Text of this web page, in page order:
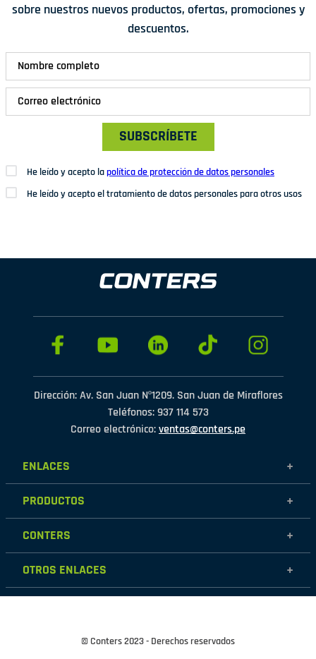
sobre nuestros nuevos productos, ofertas, promociones y
descuentos.
SUBSCRÍBETE
He leído y acepto lapolítica de protección de datos personales
He leído y acepto el tratamiento de datos personales para otros usos
Dirección: Av. San Juan Nº1209. San Juan de Miraflores
Teléfonos: 937 114 573
Correo electrónico:ventas@conters.pe
ENLACES +
Mujer
Hombre
PRODUCTOS +
Calzados
Zapatillas
CONTERS +
Nosotros
Contáctanos
Tiendas
OTROS ENLACES +
Políticas de garantía
Cambios y devoluciones
© Conters 2023 - Derechos reservados